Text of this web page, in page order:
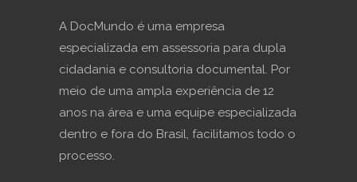
A DocMundo é uma empresa
especializada em assessoria para dupla
cidadania e consultoria documental. Por
meio de uma ampla experiência de 12
anos na área e uma equipe especializada
dentro e fora do Brasil, facilitamos todo o
processo.